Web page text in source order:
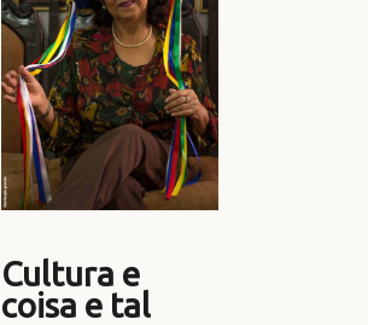
Cultura e
coisa e tal